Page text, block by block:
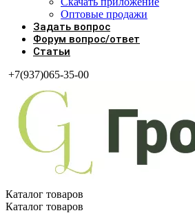
Оптовые продажи
Задать вопрос
Форум вопрос/ответ
Статьи
+7(937)065-35-00
Каталог товаров
Каталог товаров